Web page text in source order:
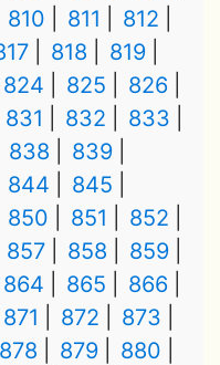
810 811
812
818
819
824 825
826
831 832
833
838
839
844
845
850 851
852
857 858
859
864 865
866
871 872
873
878 879
880